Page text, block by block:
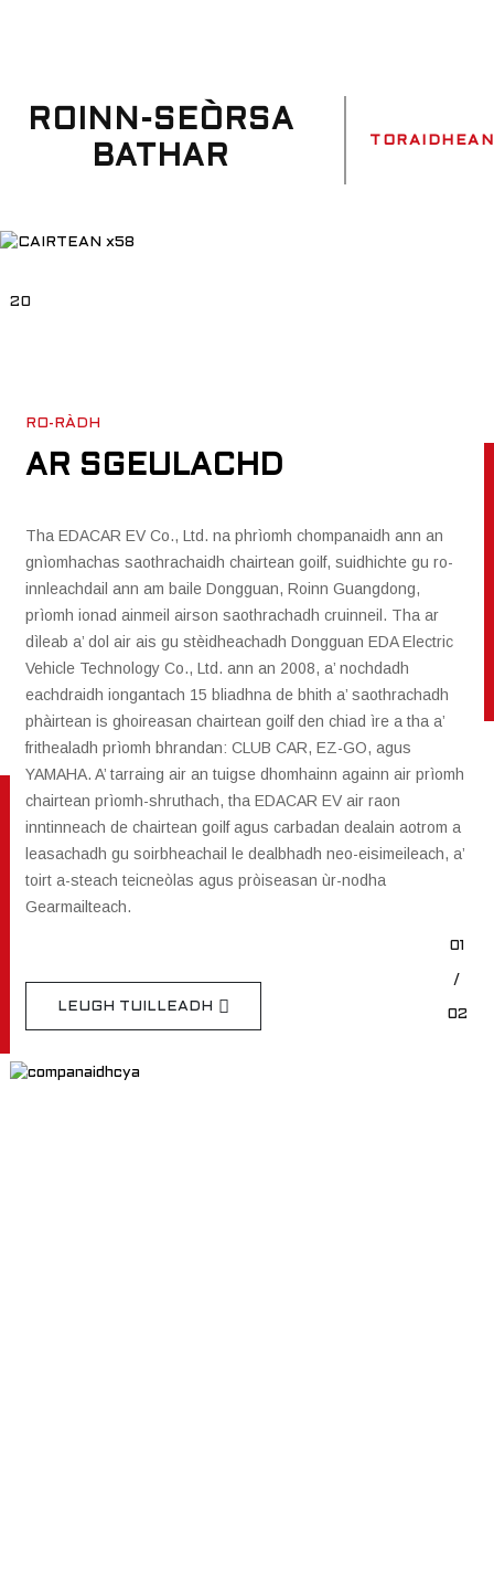
ROINN-SEÒRSA
BATHAR
TORAIDHEAN
20
RO-RÀDH
AR SGEULACHD
Tha EDACAR EV Co., Ltd. na phrìomh chompanaidh ann an
gnìomhachas saothrachaidh chairtean goilf, suidhichte gu ro-
innleachdail ann am baile Dongguan, Roinn Guangdong,
prìomh ionad ainmeil airson saothrachadh cruinneil. Tha ar
dìleab a’ dol air ais gu stèidheachadh Dongguan EDA Electric
Vehicle Technology Co., Ltd. ann an 2008, a’ nochdadh
eachdraidh iongantach 15 bliadhna de bhith a’ saothrachadh
phàirtean is ghoireasan chairtean goilf den chiad ìre a tha a’
frithealadh prìomh bhrandan: CLUB CAR, EZ-GO, agus
YAMAHA. A’ tarraing air an tuigse dhomhainn againn air prìomh
chairtean prìomh-shruthach, tha EDACAR EV air raon
inntinneach de chairtean goilf agus carbadan dealain aotrom a
leasachadh gu soirbheachail le dealbhadh neo-eisimeileach, a’
toirt a-steach teicneòlas agus pròiseasan ùr-nodha
Gearmailteach.
LEUGH TUILLEADH
01
/
02